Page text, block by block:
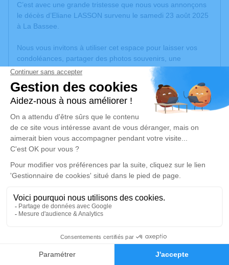
Faire-part Hommages
C’est avec une grande tristesse que nous vous annonçons
le décès d’Eliane LASSON survenu le samedi 23 août 2025
à La Bassee.
Nous vous invitons à utiliser cet espace pour laisser vos
condoléances, partager des photos souvenirs, une
anecdote ou exprimer vos pensées à travers des poèmes
ou des textes. Cet endroit est un lieu d'expression dédié à
honorer la mémoire d’Eliane LASSON.
Un service de plantation d’arbre hommage estdisponible
mardi 26 août 2025 à 15h00
Église Saint-Vaast de La Bassée
3, Rue Pauline Houdoye